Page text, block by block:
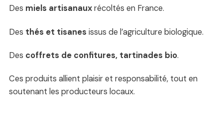
Des miels artisanauxrécoltés en France.
Des thés et tisanes issus de l’agriculture biologique.
Des coffrets de confitures, tartinades bio.
Ces produits allient plaisir et responsabilité, tout en
soutenant les producteurs locaux.